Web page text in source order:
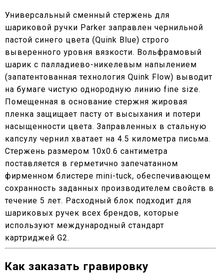
Универсальный сменный стержень для
шариковой ручки Parker заправлен чернильной
пастой синего цвета (Quink Blue) строго
выверенного уровня вязкости. Вольфрамовый
шарик с палладиево-никелевым напылением
(запатентованная технология Quink Flow) выводит
на бумаге чистую однородную линию fine size.
Помещенная в основание стержня жировая
пленка защищает пасту от высыхания и потери
насыщенности цвета. Заправленных в стальную
капсулу чернил хватает на 4.5 километра письма.
Стержень размером 10x0.6 сантиметра
поставляется в герметично запечатанном
фирменном блистере mini-tuck, обеспечивающем
сохранность заданных производителем свойств в
течение 5 лет. Расходный блок подходит для
шариковых ручек всех брендов, которые
используют международный стандарт
картриджей G2.
Как заказать гравировку